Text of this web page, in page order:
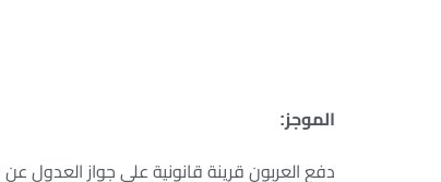
الموجز:
دفع العربون قرينة قانونية علي جواز العدول عن